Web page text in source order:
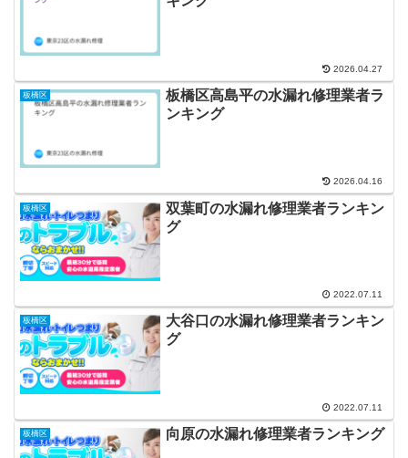
2026.04.27
板橋区
板橋区高島平の水漏れ修理業者ラ
ンキング
2026.04.16
板橋区
双葉町の水漏れ修理業者ランキン
グ
2022.07.11
板橋区
大谷口の水漏れ修理業者ランキン
グ
2022.07.11
板橋区 向原の水漏れ修理業者ランキング